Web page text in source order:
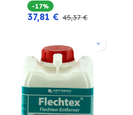
-17%
37,81 € 45,37€